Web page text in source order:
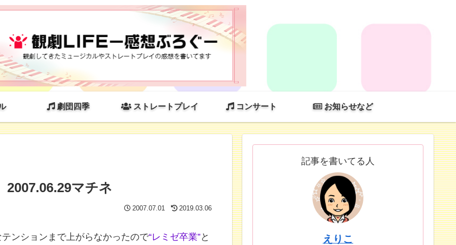
劇団四季 ストレートプレイ コンサート お知らせなど
マチネ
2007.07.01 2019.03.06
ンションまで上がらなかったので“レミゼ卒業”と
記事を書いてる人
えりこ